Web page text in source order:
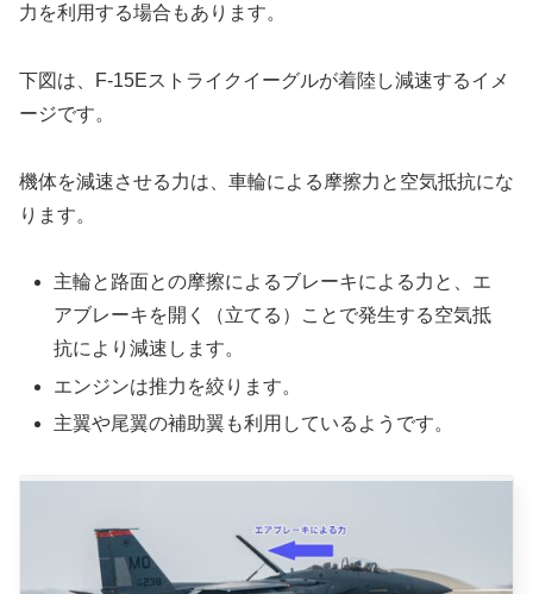
力を利用する場合もあります。
下図は、F-15Eストライクイーグルが着陸し減速するイメ
ージです。
機体を減速させる力は、車輪による摩擦力と空気抵抗にな
ります。
主輪と路面との摩擦によるブレーキによる力と、エ
アブレーキを開く（立てる）ことで発生する空気抵
抗により減速します。
エンジンは推力を絞ります。
主翼や尾翼の補助翼も利用しているようです。